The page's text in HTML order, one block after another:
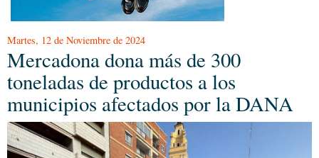
Martes, 12 de Noviembre de 2024
Mercadona dona más de 300
toneladas de productos a los
municipios afectados por la DANA